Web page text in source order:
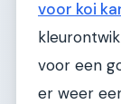
voor koi
voor een
er weer